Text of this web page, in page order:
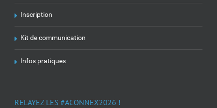
Inscription
Kit de communication
Infos pratiques
RELAYEZ LES #ACONNEX2026 !